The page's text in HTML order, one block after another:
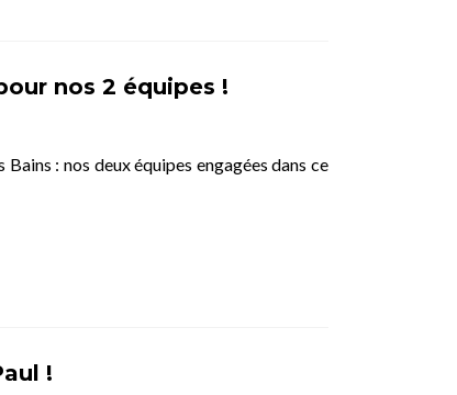
nos 2 équipes !
: nos deux équipes engagées dans ce
!